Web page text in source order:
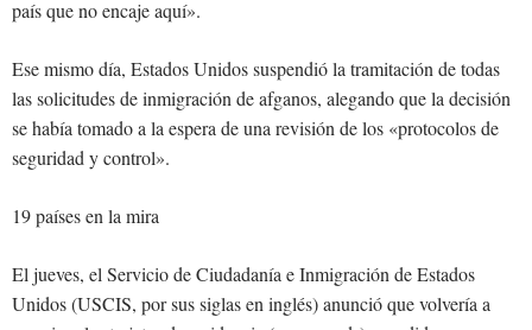
país que no encaje aquí».
Ese mismo día, Estados Unidos suspendió la tramitación de todas
las solicitudes de inmigración de afganos, alegando que la decisión
se había tomado a la espera de una revisión de los «protocolos de
seguridad y control».
19 países en la mira
El jueves, el Servicio de Ciudadanía e Inmigración de Estados
Unidos (USCIS, por sus siglas en inglés) anunció que volvería a